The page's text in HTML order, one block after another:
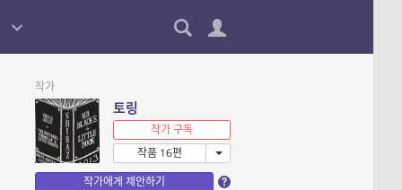
작가
토링
작가 구독
작품 16편
작가에게 제안하기